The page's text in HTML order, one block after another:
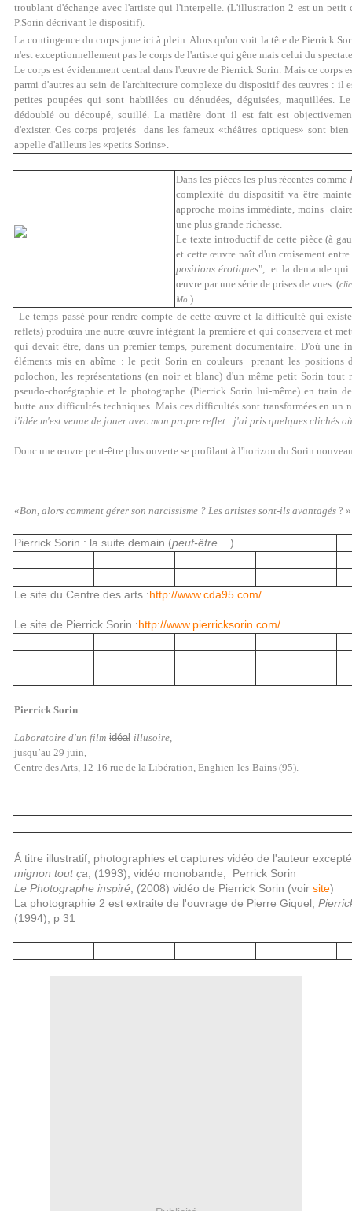
troublant d'échange avec l'artiste qui l'interpelle. (L'illustration 2 est un petit
P.Sorin décrivant le dispositif).
La contingence du corps joue ici à plein. Alors qu'on voit la tête de Pierrick
n'est exceptionnellement pas le corps de l'artiste qui gêne mais celui du
Le corps est évidemment central dans l'œuvre de Pierrick Sorin. Mais ce corps
parmi d'autres au sein de l'architecture complexe du dispositif des œuvres : il
petites poupées qui sont habillées ou dénudées, déguisées, maquillées.
dédoublé ou découpé, souillé. La matière dont il est fait est
d'exister. Ces corps projetés dans les fameux «théâtres optiques» sont
appelle d'ailleurs les «petits Sorins».
Dans les pièces les plus récentes comme
complexité du dispositif va être
approche moins immédiate, moins
une plus grande richesse.
Le texte introductif de cette pièce (à
et cette œuvre naît d'un croisement
positions érotiques", et la demande qui
œuvre par une série de prises de vues. (
Mo )
Le temps passé pour rendre compte de cette œuvre et la difficulté qui
reflets) produira une autre œuvre intégrant la première et qui conservera et
qui devait être, dans un premier temps, purement documentaire. D'où une
éléments mis en abîme : le petit Sorin en couleurs prenant les positions
polochon, les représentations (en noir et blanc) d'un même petit Sorin tout
pseudo-chorégraphie et le photographe (Pierrick Sorin lui-même) en train
butte aux difficultés techniques. Mais ces difficultés sont transformées en
l'idée m'est venue de jouer avec mon propre reflet : j'ai pris quelques clichés
Donc une œuvre peut-être plus ouverte se profilant à l'horizon du Sorin
«Bon, alors comment gérer son narcissisme ? Les artistes sont-ils avantagés ? »
Pierrick Sorin : la suite demain (peut-être... )
Le site du Centre des arts :http://www.cda95.com/
Le site de Pierrick Sorin :http://www.pierricksorin.com/
Pierrick Sorin
Laboratoire d'un film idéal illusoire
jusqu’au 29 juin,
Centre des Arts, 12-16 rue de la Libération, Enghien-les-Bains (95).
Á titre illustratif, photographies et captures vidéo de l'auteur
mignon tout ça , (1993), vidéo monobande,
Perrick Sorin
Le Photographe inspiré , (2008) vidéo de Pierrick Sorin (voir site)
La photographie 2 est extraite de l'ouvrage de Pierre Giquel,
(1994), p 31